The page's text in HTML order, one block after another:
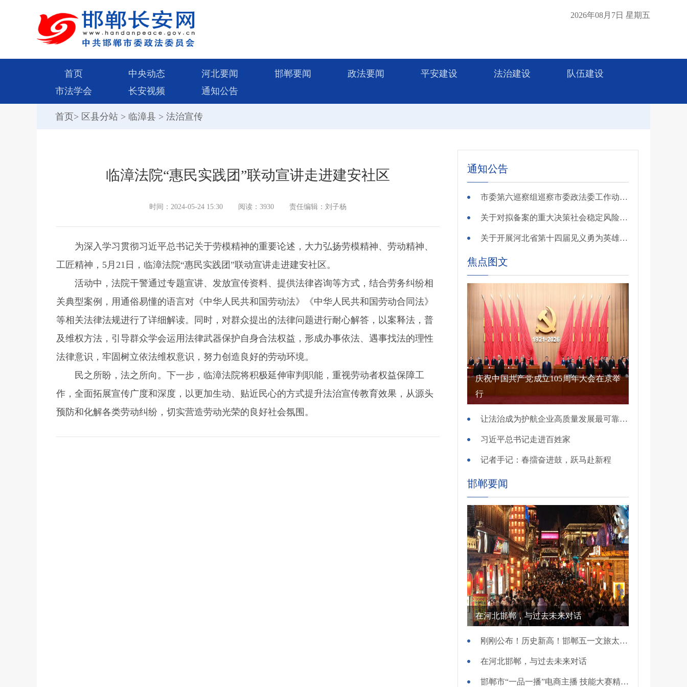
2026年08月7日 星期五
首页 中央动态 河北要闻 邯郸要闻 政法要闻 平安建设 法治建设
队伍建设
市法学会
长安视频 通知公告
首页> 区县分站 > 临漳县 > 法治宣传
临漳法院“惠民实践团”联动宣讲走进建安社区
时间：2024-05-24 15:30 阅读：3930 责任编辑：刘子杨
为深入学习贯彻习近平总书记关于劳模精神的重要论述，大力弘扬劳模精神、劳动精神、
工匠精神，5月21日，临漳法院“惠民实践团”联动宣讲走进建安社区。
活动中，法院干警通过专题宣讲、发放宣传资料、提供法律咨询等方式，结合劳务纠纷相
关典型案例，用通俗易懂的语言对《中华人民共和国劳动法》《中华人民共和国劳动合同法》
等相关法律法规进行了详细解读。同时，对群众提出的法律问题进行耐心解答，以案释法，普
及维权方法，引导群众学会运用法律武器保护自身合法权益，形成办事依法、遇事找法的理性
法律意识，牢固树立依法维权意识，努力创造良好的劳动环境。
民之所盼，法之所向。下一步，临漳法院将积极延伸审判职能，重视劳动者权益保障工
作，全面拓展宣传广度和深度，以更加生动、贴近民心的方式提升法治宣传教育效果，从源头
预防和化解各类劳动纠纷，切实营造劳动光荣的良好社会氛围。
通知公告
市委第六巡察组巡察市委政法委工作动员会召开
关于对拟备案的重大决策社会稳定风险评估第三方机构进行公示的公告
关于开展河北省第十四届见义勇为英雄 （群体）评选的公示
焦点图文
庆祝中国共产党成立105周年大会在京举
行
让法治成为护航企业高质量发展最可靠保障——国新办发布会介绍规范涉企行政执法专项行动有关情况
习近平总书记走进百姓家
记者手记：春擂奋进鼓，跃马赴新程
邯郸要闻
在河北邯郸，与过去未来对话
刚刚公布！历史新高！邯郸五一文旅太火爆！
在河北邯郸，与过去未来对话
邯郸市“一品一播”电商主播 技能大赛精彩开赛